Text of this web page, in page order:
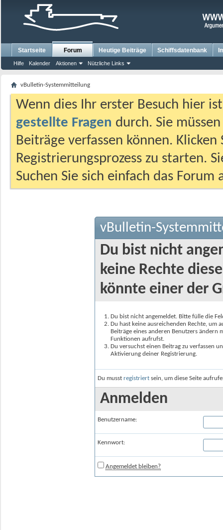
Startseite Forum
Hilfe Kalender Aktionen Nützliche Links
Heutige Beiträge Schiffsdatenbank
vBulletin-Systemmitteilung
Wenn dies Ihr erster Besuch hier
gestellte Fragen durch. Sie
Beiträge verfassen können.
Registrierungsprozess zu starten.
Suchen Sie sich einfach das
vBulletin-
Du bist nicht
keine Rechte
könnte einer der
Du bist nicht angemeldet. Bitte fülle die
Du hast keine ausreichenden Rechte, um
Beiträge eines anderen Benutzers
Funktionen aufrufst.
Du versuchst einen Beitrag zu verfassen
Aktivierung deiner Registrierung.
Du musst registriert sein, um diese Seite
Anmelden
Benutzername:
Kennwort:
Angemeldet bleiben?